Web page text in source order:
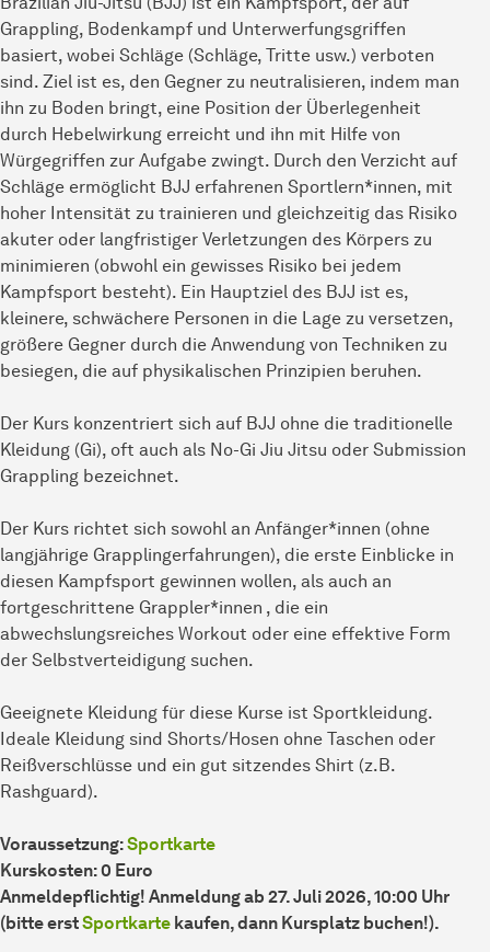
Grappling, Bodenkampf und Unterwerfungsgriffen
basiert, wobei Schläge (Schläge, Tritte usw.) verboten
sind. Ziel ist es, den Gegner zu neutralisieren, indem man
ihn zu Boden bringt, eine Position der Überlegenheit
durch Hebelwirkung erreicht und ihn mit Hilfe von
Würgegriffen zur Aufgabe zwingt. Durch den Verzicht auf
Schläge ermöglicht BJJ erfahrenen Sportlern*innen, mit
hoher Intensität zu trainieren und gleichzeitig das Risiko
akuter oder langfristiger Verletzungen des Körpers zu
minimieren (obwohl ein gewisses Risiko bei jedem
Kampfsport besteht). Ein Hauptziel des BJJ ist es,
kleinere, schwächere Personen in die Lage zu versetzen,
größere Gegner durch die Anwendung von Techniken zu
besiegen, die auf physikalischen Prinzipien beruhen.
Der Kurs konzentriert sich auf BJJ ohne die traditionelle
Kleidung (Gi), oft auch als No-Gi Jiu Jitsu oder Submission
Grappling bezeichnet.
Der Kurs richtet sich sowohl an Anfänger*innen (ohne
langjährige Grapplingerfahrungen), die erste Einblicke in
diesen Kampfsport gewinnen wollen, als auch an
fortgeschrittene Grappler*innen , die ein
abwechslungsreiches Workout oder eine effektive Form
der Selbstverteidigung suchen.
Geeignete Kleidung für diese Kurse ist Sportkleidung.
Ideale Kleidung sind Shorts/Hosen ohne Taschen oder
Reißverschlüsse und ein gut sitzendes Shirt (z.B.
Rashguard).
Voraussetzung:Sportkarte
Kurskosten: 0 Euro
Anmeldepflichtig! Anmeldung ab 27. Juli 2026, 10:00 Uhr
(bitte erstSportkarte kaufen, dann Kursplatz buchen!).